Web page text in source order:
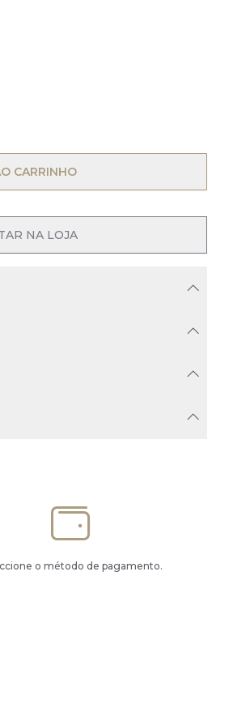
CARRINHO
NA LOJA
o método de pagamento.